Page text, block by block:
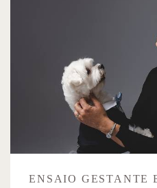
ENSAIO GESTANTE